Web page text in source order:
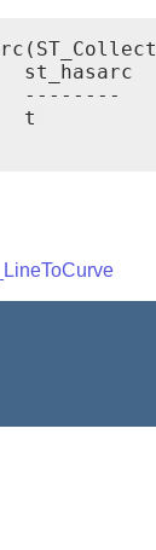
st_hasarc
--------
t